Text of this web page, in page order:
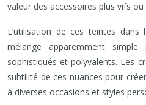
valeur des accessoires plus vifs
L’utilisation de ces teintes
mélange apparemment
sophistiqués et polyvalents. Les
subtilité de ces nuances pour
à diverses occasions et styles